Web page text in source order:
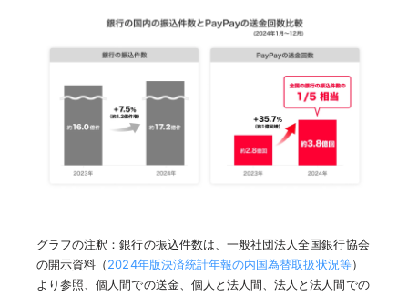
グラフの注釈：銀行の振込件数は、一般社団法人全国銀行協会
の開示資料（2024年版決済統計年報の内国為替取扱状況等）
より参照、個人間での送金、個人と法人間、法人と法人間での